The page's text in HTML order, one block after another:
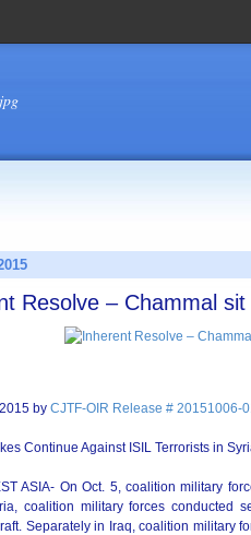
Resolve – Chammal
by CJTF-OIR Release # 20151006-
Continue Against ISIL Terrorists in
ASIA- On Oct. 5, coalition military
coalition military forces conducted
Separately in Iraq, coalition military